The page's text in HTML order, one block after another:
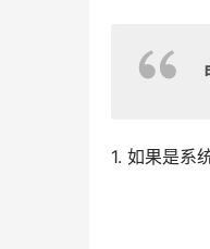
1. 如果是系